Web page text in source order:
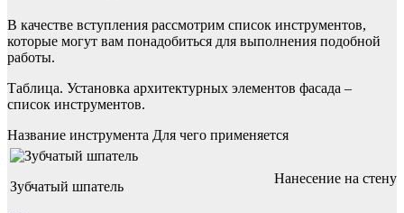
В качестве вступления рассмотрим список инструментов,
которые могут вам понадобиться для выполнения подобной
работы.
Таблица. Установка архитектурных элементов фасада –
список инструментов.
Название инструмента Для чего применяется
Зубчатый шпатель
Нанесение на стену